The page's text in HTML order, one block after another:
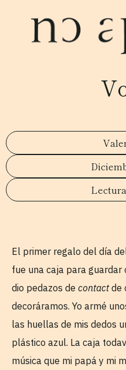
El primer regalo del día
fue una caja para
dio pedazos de contactde
decoráramos. Yo armé
las huellas de mis dedos
plástico azul. La caja
música que mi papá y mi